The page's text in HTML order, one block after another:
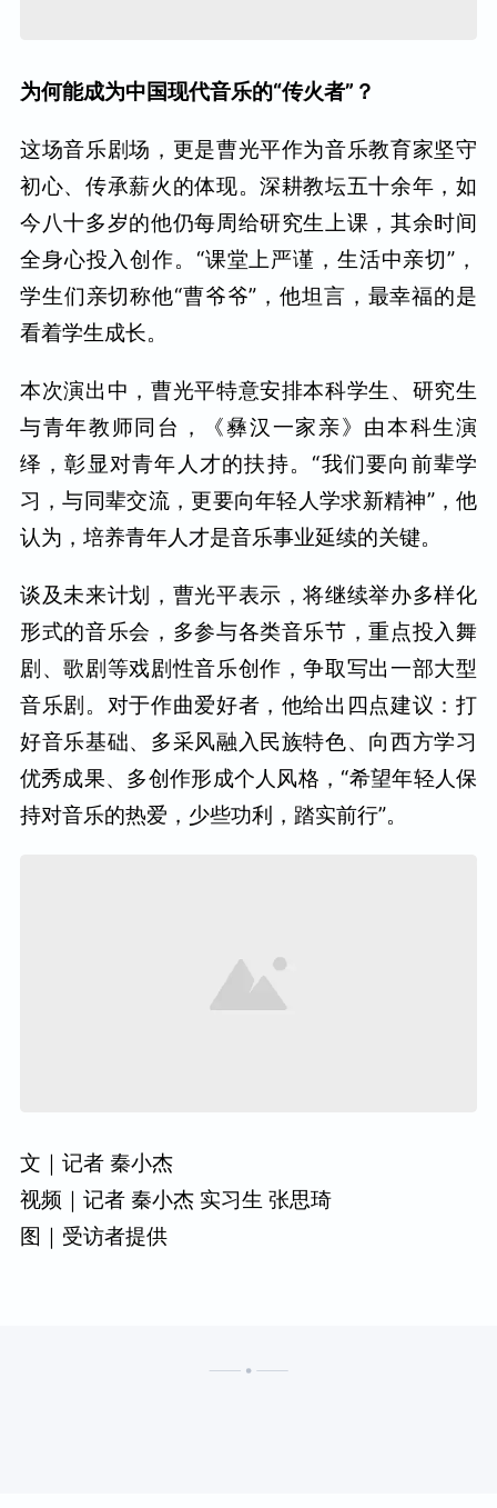
为何能成为中国现代音乐的“传火者”？
这场音乐剧场，更是曹光平作为音乐教育家坚守
初心、传承薪火的体现。深耕教坛五十余年，如
今八十多岁的他仍每周给研究生上课，其余时间
全身心投入创作。“课堂上严谨，生活中亲切”，
学生们亲切称他“曹爷爷”，他坦言，最幸福的是
看着学生成长。
本次演出中，曹光平特意安排本科学生、研究生
与青年教师同台，《彝汉一家亲》由本科生演
绎，彰显对青年人才的扶持。“我们要向前辈学
习，与同辈交流，更要向年轻人学求新精神”，他
认为，培养青年人才是音乐事业延续的关键。
谈及未来计划，曹光平表示，将继续举办多样化
形式的音乐会，多参与各类音乐节，重点投入舞
剧、歌剧等戏剧性音乐创作，争取写出一部大型
音乐剧。对于作曲爱好者，他给出四点建议：打
好音乐基础、多采风融入民族特色、向西方学习
优秀成果、多创作形成个人风格，“希望年轻人保
持对音乐的热爱，少些功利，踏实前行”。
文｜记者 秦小杰
视频｜记者 秦小杰 实习生 张思琦
图｜受访者提供